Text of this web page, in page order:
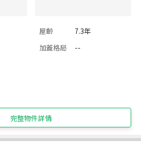
屋齡
7.3年
加蓋格局
--
完整物件詳情